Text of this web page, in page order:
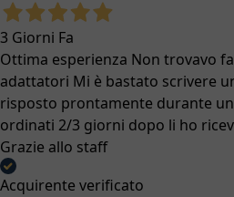
3 Giorni Fa
Ottima esperienza Non trovavo
adattatori Mi è bastato scrivere
risposto prontamente durante
ordinati 2/3 giorni dopo li ho
Grazie allo staff
Acquirente verificato